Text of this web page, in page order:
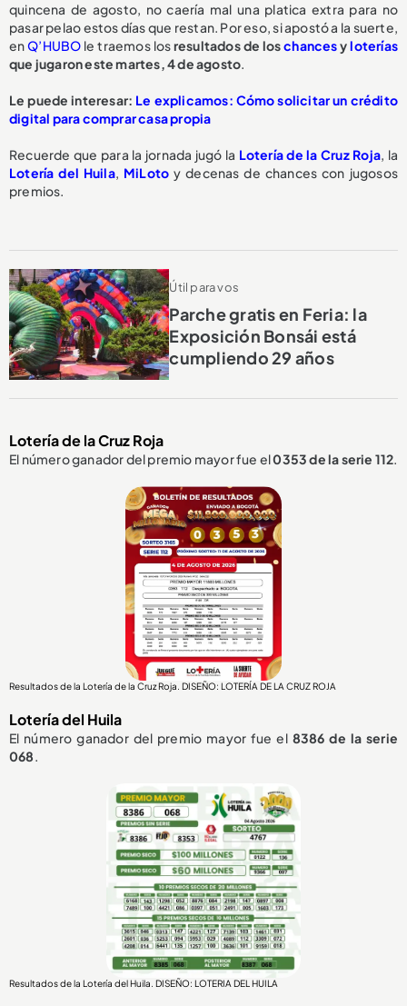
quincena de agosto, no caería mal una platica extra para no
pasar pelao estos días que restan. Por eso, si apostó a la suerte,
enQ’HUBO le traemos losresultados de loschancesyloterías
que jugaron este martes, 4 de agosto.
Le puede interesar: Le explicamos: Cómo solicitar un crédito
digital para comprar casa propia
Recuerde que para la jornada jugó la Lotería de la Cruz Roja, la
Lotería del Huila, MiLoto y decenas de chances con jugosos
premios.
Útil para vos
Parche gratis en Feria: la
Exposición Bonsái está
cumpliendo 29 años
Lotería de la Cruz Roja
El número ganador del premio mayor fue el0353de la serie 112.
Resultados de la Lotería de la Cruz Roja. DISEÑO: LOTERÍA DE LA CRUZ ROJA
Lotería del Huila
El número ganador del premio mayor fue el 8386 de la serie
068.
Resultados de la Lotería del Huila. DISEÑO: LOTERIA DEL HUILA